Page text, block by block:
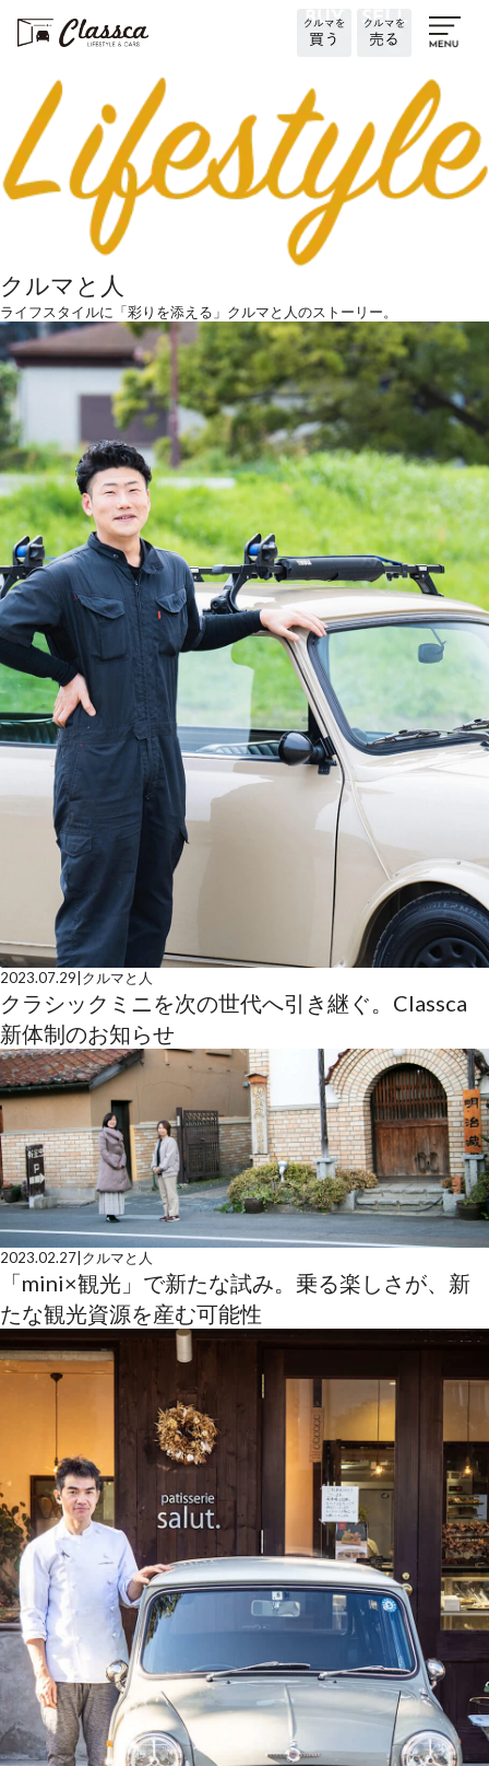
クルマと人
ライフスタイルに「彩りを添える」クルマと人のストーリー。
2023.07.29 クルマと人
クラシックミニを次の世代へ引き継ぐ。Classca
新体制のお知らせ
2023.02.27 クルマと人
「mini×観光」で新たな試み。乗る楽しさが、新
たな観光資源を産む可能性